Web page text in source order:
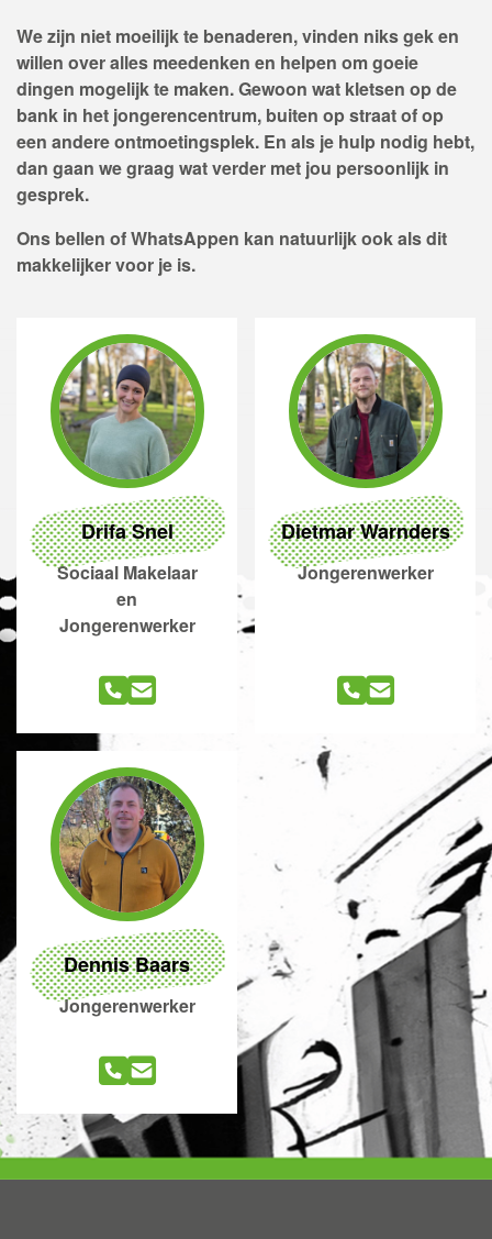
We zijn niet moeilijk te benaderen, vinden niks gek en
willen over alles meedenken en helpen om goeie
dingen mogelijk te maken. Gewoon wat kletsen op de
bank in het jongerencentrum, buiten op straat of op
een andere ontmoetingsplek. En als je hulp nodig hebt,
dan gaan we graag wat verder met jou persoonlijk in
gesprek.
Ons bellen of WhatsAppen kan natuurlijk ook als dit
makkelijker voor je is.
Drifa Snel
Sociaal Makelaar
en
Jongerenwerker
Dietmar Warnders
Jongerenwerker
Dennis Baars
Jongerenwerker